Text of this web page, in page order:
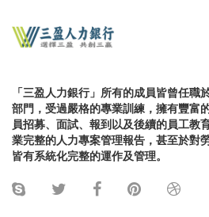
「三盈人力銀行」所有的成員皆曾任職
部門，受過嚴格的專業訓練，擁有豐富
員招募、面試、報到以及後續的員工教
業完整的人力專案管理報告，甚至於對
皆有系統化完整的運作及管理。